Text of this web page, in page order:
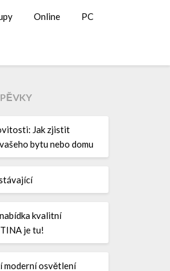
Online PC
Jak zjistit
bytu nebo domu
kvalitní
je tu!
moderní osvětlení